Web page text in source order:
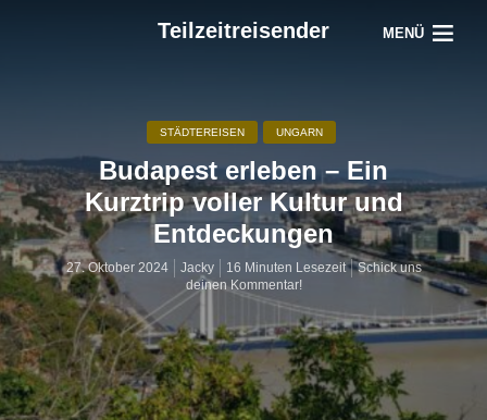
Teilzeitreisender MENÜ
STÄDTEREISEN UNGARN
Budapest erleben – Ein
Kurztrip voller Kultur und
Entdeckungen
27. Oktober 2024 Jacky 16 Minuten Lesezeit
Schick uns
deinen Kommentar!